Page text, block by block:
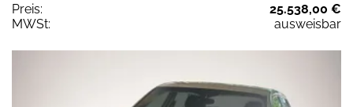
Preis:
25.538,00 €
MWSt:
ausweisbar